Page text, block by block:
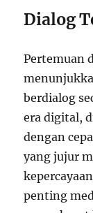
Dialog
Pertemuan
berdialog
era digital,
dengan
yang jujur
penting